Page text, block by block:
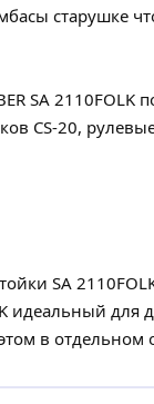
старушке
SA 2110FOLK
CS-20,
SA
идеальный
в отдельном